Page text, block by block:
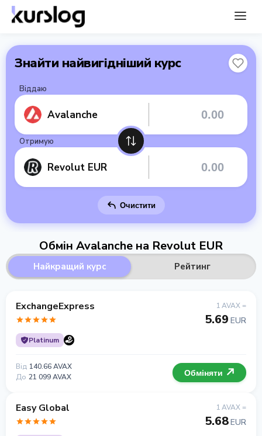
Знайти найвигідніший курс
Віддаю
Avalanche
Отримую
Revolut EUR
Очистити
Обмін Avalanche на Revolut EUR
Найкращий курс Рейтинг
ExchangeExpress
Platinum
1 AVAX =
5.69 EUR
Від 140.66 AVAX
До 21 099 AVAX Обміняти
Easy Global 1 AVAX =
5.68EUR